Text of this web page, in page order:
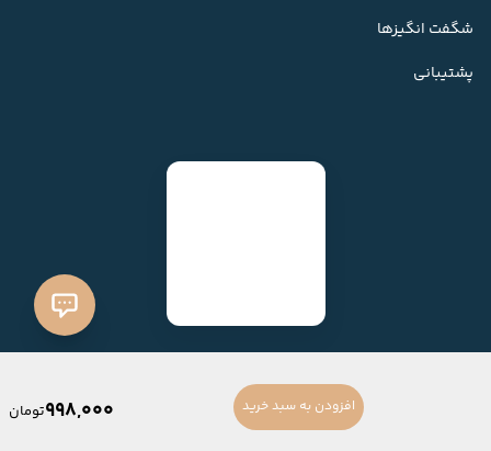
998,000تومان افزودن به سبد خرید
شگفت انگیزها
پشتیبانی
ساخته شده بافروشگاه ساز میهن شاپ